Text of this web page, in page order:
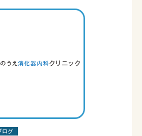
ログ